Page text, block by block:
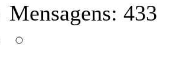
Mensagens: 433